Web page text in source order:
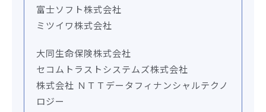
富士ソフト株式会社
ミツイワ株式会社
大同生命保険株式会社
セコムトラストシステムズ株式会社
株式会社 ＮＴＴデータフィナンシャルテクノ
ロジー